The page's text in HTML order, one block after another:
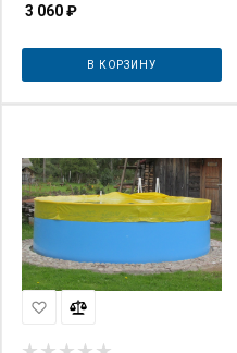
3 060₽
В КОРЗИНУ